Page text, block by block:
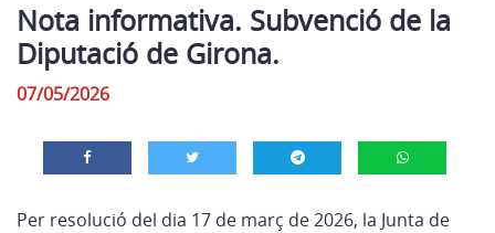
Nota informativa. Subvenció de la
Diputació de Girona.
07/05/2026
Per resolució del dia 17 de març de 2026, la Junta de